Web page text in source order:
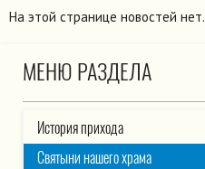
На этой странице новостей нет.
МЕНЮ РАЗДЕЛА
История прихода
Святыни нашего храма